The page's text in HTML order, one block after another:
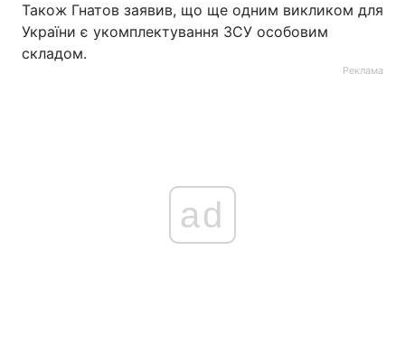
Також Гнатов заявив, що ще одним викликом для
України є укомплектування ЗСУ особовим
складом.
Реклама
ad